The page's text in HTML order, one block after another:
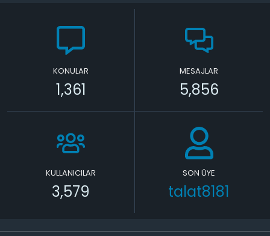
KONULAR
1,361
MESAJLAR
5,856
KULLANICILAR
3,579
SON ÜYE
talat8181